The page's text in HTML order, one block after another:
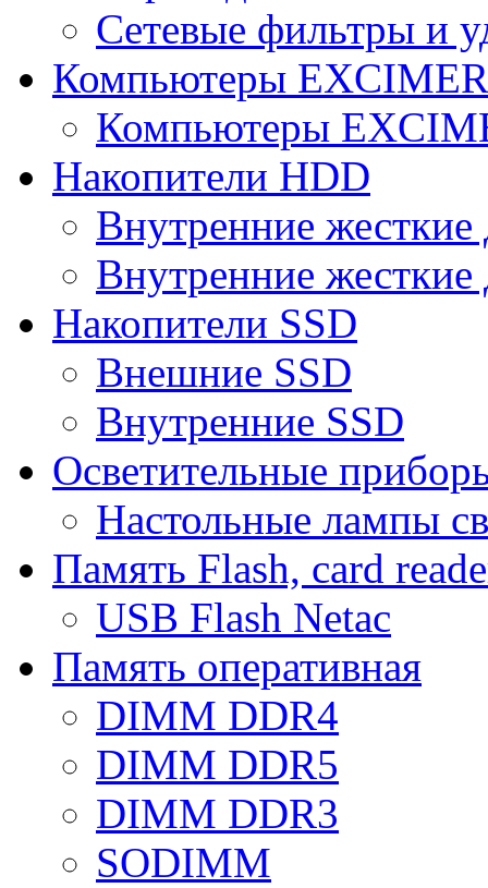
Сетевые фильтры и
Компьютеры
Компьютеры
Накопители HDD
Внутренние
Внутренние
Накопители SSD
Внешние SSD
Внутренние SSD
Осветительные
Настольные лампы
Память Flash, card
USB Flash Netac
Память оперативная
DIMM DDR4
DIMM DDR5
DIMM DDR3
SODIMM